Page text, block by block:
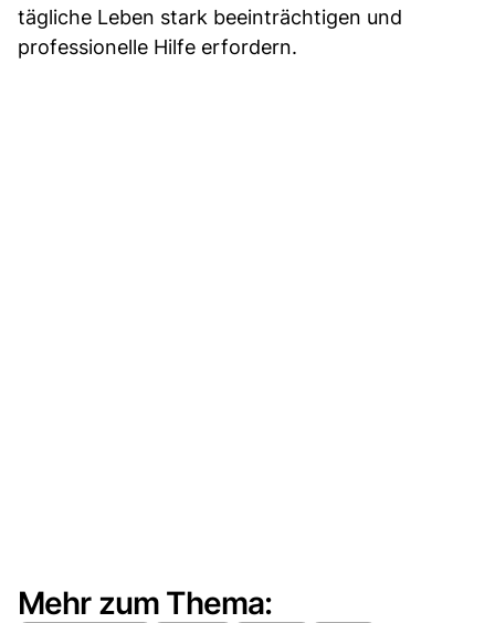
tägliche Leben stark beeinträchtigen und
professionelle Hilfe erfordern.
Mehr zum Thema: